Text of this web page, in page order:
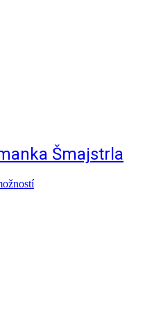
Šmajstrla
Tento